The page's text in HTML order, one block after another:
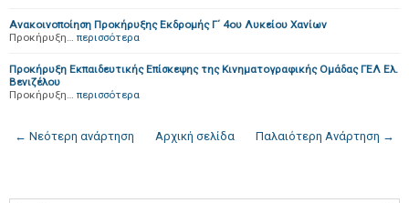
Ανακοινοποίηση Προκήρυξης Εκδρομής Γ΄ 4ου Λυκείου Χανίων
Προκήρυξη… περισσότερα
Προκήρυξη Εκπαιδευτικής Επίσκεψης της Κινηματογραφικής Ομάδας ΓΕΛ Ελ.
Βενιζέλου
Προκήρυξη… περισσότερα
← Νεότερη ανάρτηση Παλαιότερη Ανάρτηση →
Αρχική σελίδα